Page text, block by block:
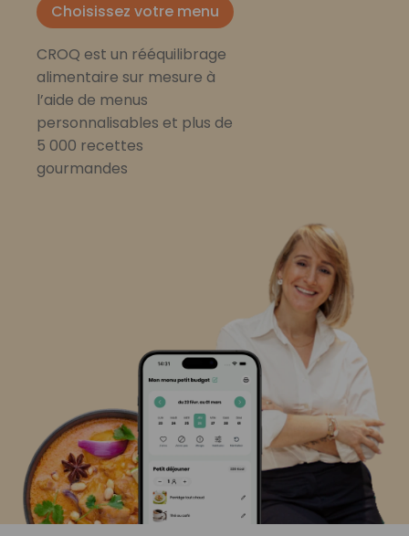
Choisissez votre menu
CROQ est un rééquilibrage
alimentaire sur mesure à
l’aide de menus
personnalisables et plus de
5 000 recettes
gourmandes